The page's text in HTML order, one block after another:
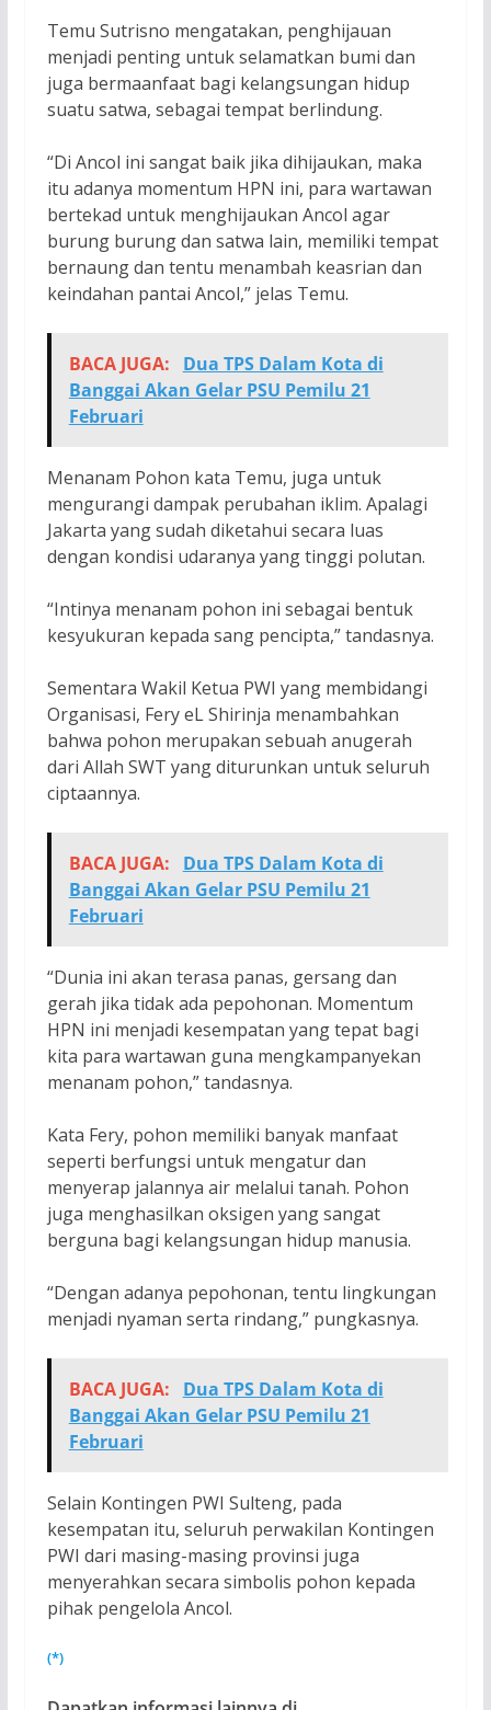
Temu Sutrisno mengatakan, penghijauan
menjadi penting untuk selamatkan bumi dan
juga bermaanfaat bagi kelangsungan hidup
suatu satwa, sebagai tempat berlindung.
“Di Ancol ini sangat baik jika dihijaukan, maka
itu adanya momentum HPN ini, para wartawan
bertekad untuk menghijaukan Ancol agar
burung burung dan satwa lain, memiliki tempat
bernaung dan tentu menambah keasrian dan
keindahan pantai Ancol,” jelas Temu.
BACA JUGA:
Dua TPS Dalam Kota di
Banggai Akan Gelar PSU Pemilu 21
Februari
Menanam Pohon kata Temu, juga untuk
mengurangi dampak perubahan iklim. Apalagi
Jakarta yang sudah diketahui secara luas
dengan kondisi udaranya yang tinggi polutan.
“Intinya menanam pohon ini sebagai bentuk
kesyukuran kepada sang pencipta,” tandasnya.
Sementara Wakil Ketua PWI yang membidangi
Organisasi, Fery eL Shirinja menambahkan
bahwa pohon merupakan sebuah anugerah
dari Allah SWT yang diturunkan untuk seluruh
ciptaannya.
BACA JUGA:
Dua TPS Dalam Kota di
Banggai Akan Gelar PSU Pemilu 21
Februari
“Dunia ini akan terasa panas, gersang dan
gerah jika tidak ada pepohonan. Momentum
HPN ini menjadi kesempatan yang tepat bagi
kita para wartawan guna mengkampanyekan
menanam pohon,” tandasnya.
Kata Fery, pohon memiliki banyak manfaat
seperti berfungsi untuk mengatur dan
menyerap jalannya air melalui tanah. Pohon
juga menghasilkan oksigen yang sangat
berguna bagi kelangsungan hidup manusia.
“Dengan adanya pepohonan, tentu lingkungan
menjadi nyaman serta rindang,” pungkasnya.
BACA JUGA:
Dua TPS Dalam Kota di
Banggai Akan Gelar PSU Pemilu 21
Februari
Selain Kontingen PWI Sulteng, pada
kesempatan itu, seluruh perwakilan Kontingen
PWI dari masing-masing provinsi juga
menyerahkan secara simbolis pohon kepada
pihak pengelola Ancol.
(*)